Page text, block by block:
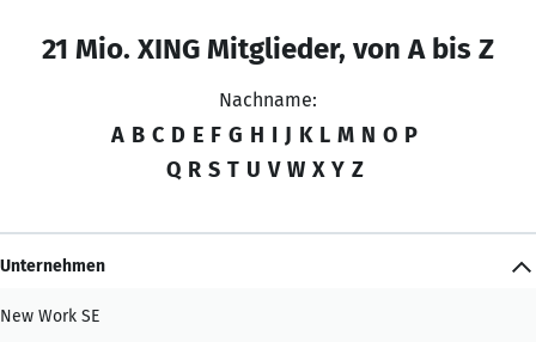
21 Mio. XING Mitglieder, von A bis Z
Nachname:
A B C D E F G H I J K L M N O P
Q R S T U V W X Y Z
Unternehmen
New Work SE